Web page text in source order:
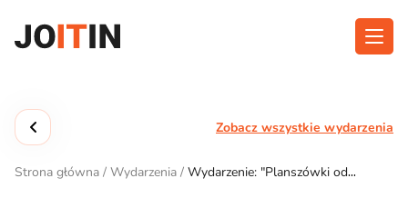
treści
FunkcjonalnośćZobacz wszystkie wydarzenia
Strona główna / Wydarzenia / Wydarzenie: "Planszówki od